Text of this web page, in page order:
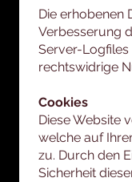
Die erhobenen
Verbesserung
Server-
rechtswidrige
Cookies
Diese Website
welche auf
zu. Durch den
Sicherheit